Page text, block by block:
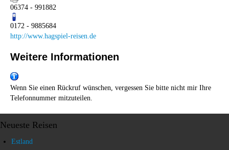
06374 - 991882
0172 - 9885684
http://www.hagspiel-reisen.de
Weitere Informationen
Wenn Sie einen Rückruf wünschen, vergessen Sie bitte nicht mir Ihre
Telefonnummer mitzuteilen.
Neueste Reisen
Estland